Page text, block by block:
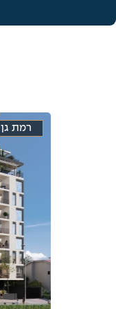
רמת גן